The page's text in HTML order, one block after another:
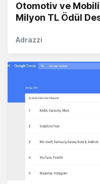
Otomotiv ve
Milyon TL Ödül
Adrazzi